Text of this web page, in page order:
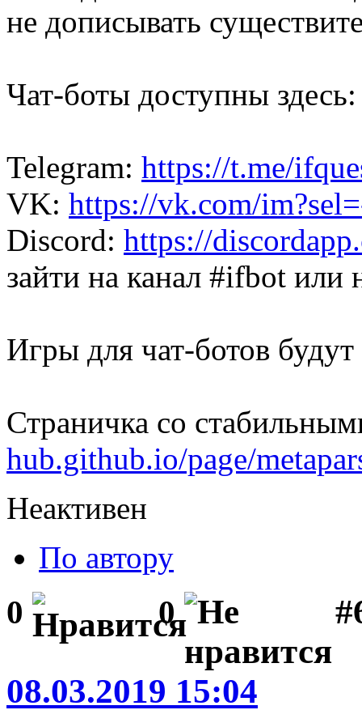
не дописывать
Чат-боты доступны здесь:
Telegram: https://t.me/
VK: https://vk.com/
Discord: https://
зайти на канал #ifbot или
Игры для чат-ботов
Страничка со
hub.github.io/page/
Неактивен
По автору
0 0
08.03.2019 15:04